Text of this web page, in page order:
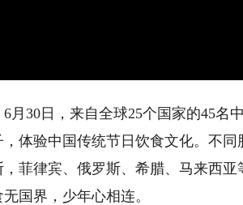
30日，来自全球25个国家的45名中
，体验中国传统节日饮食文化。不
，菲律宾、俄罗斯、希腊、马来西亚
无国界，少年心相连。